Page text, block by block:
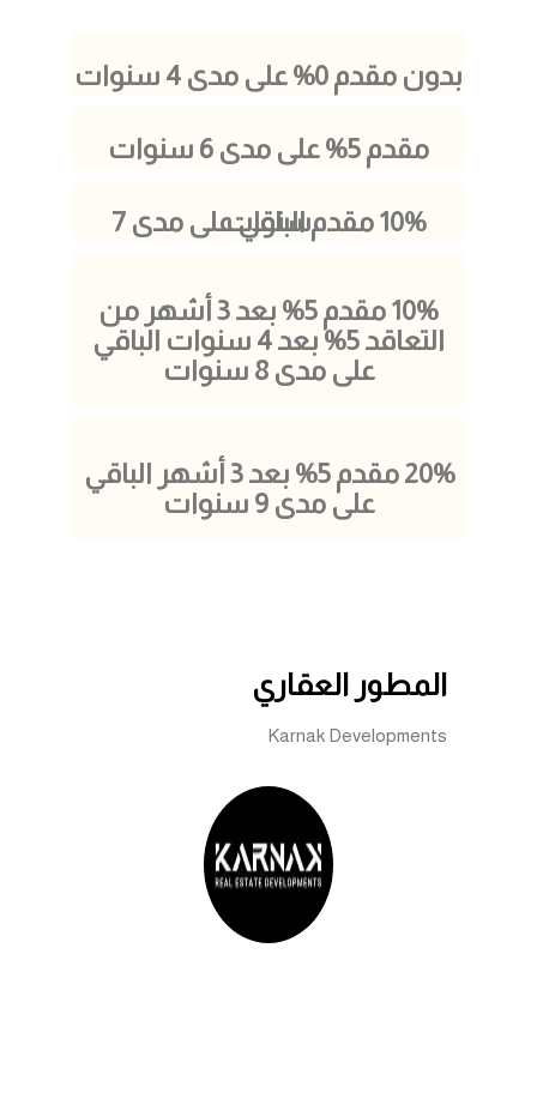
بدون مقدم 0% على مدى 4 سنوات
مقدم 5% على مدى 6 سنوات
10% مقدم الباقي على مدى 7 سنوات
10% مقدم 5% بعد 3 أشهر من
التعاقد 5% بعد 4 سنوات الباقي
على مدى 8 سنوات ​
20% مقدم 5% بعد 3 أشهر الباقي
على مدى 9 سنوات
المطور العقاري
Karnak Developments